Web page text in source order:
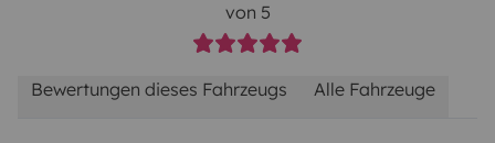
von 5
Bewertungen dieses Fahrzeugs Alle Fahrzeuge